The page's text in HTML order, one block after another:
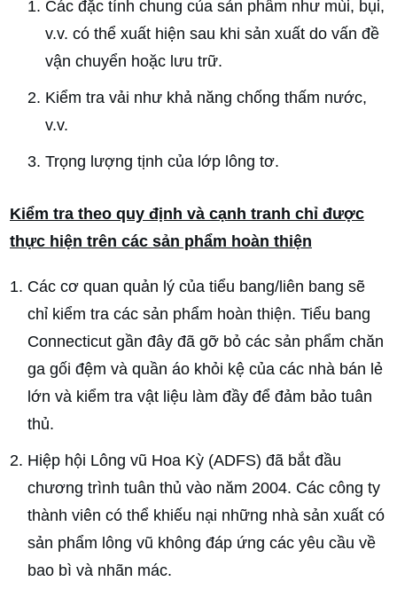
Các đặc tính chung của sản phẩm như mùi, bụi,
v.v. có thể xuất hiện sau khi sản xuất do vấn đề
vận chuyển hoặc lưu trữ.
Kiểm tra vải như khả năng chống thấm nước,
v.v.
Trọng lượng tịnh của lớp lông tơ.
Kiểm tra theo quy định và cạnh tranh chỉ được
thực hiện trên các sản phẩm hoàn thiện
Các cơ quan quản lý của tiểu bang/liên bang sẽ
chỉ kiểm tra các sản phẩm hoàn thiện. Tiểu bang
Connecticut gần đây đã gỡ bỏ các sản phẩm chăn
ga gối đệm và quần áo khỏi kệ của các nhà bán lẻ
lớn và kiểm tra vật liệu làm đầy để đảm bảo tuân
thủ.
Hiệp hội Lông vũ Hoa Kỳ (ADFS) đã bắt đầu
chương trình tuân thủ vào năm 2004. Các công ty
thành viên có thể khiếu nại những nhà sản xuất có
sản phẩm lông vũ không đáp ứng các yêu cầu về
bao bì và nhãn mác.